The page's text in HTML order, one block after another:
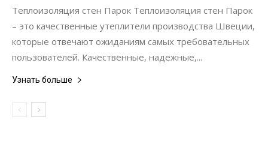
Теплоизоляция стен Парок Теплоизоляция стен Парок
– это качественные утеплители производства Швеции,
которые отвечают ожиданиям самых требовательных
пользователей. Качественные, надежные,...
Узнать больше